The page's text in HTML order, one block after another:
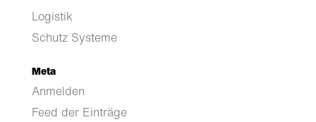
Logistik
Schutz Systeme
Meta
Anmelden
Feed der Einträge